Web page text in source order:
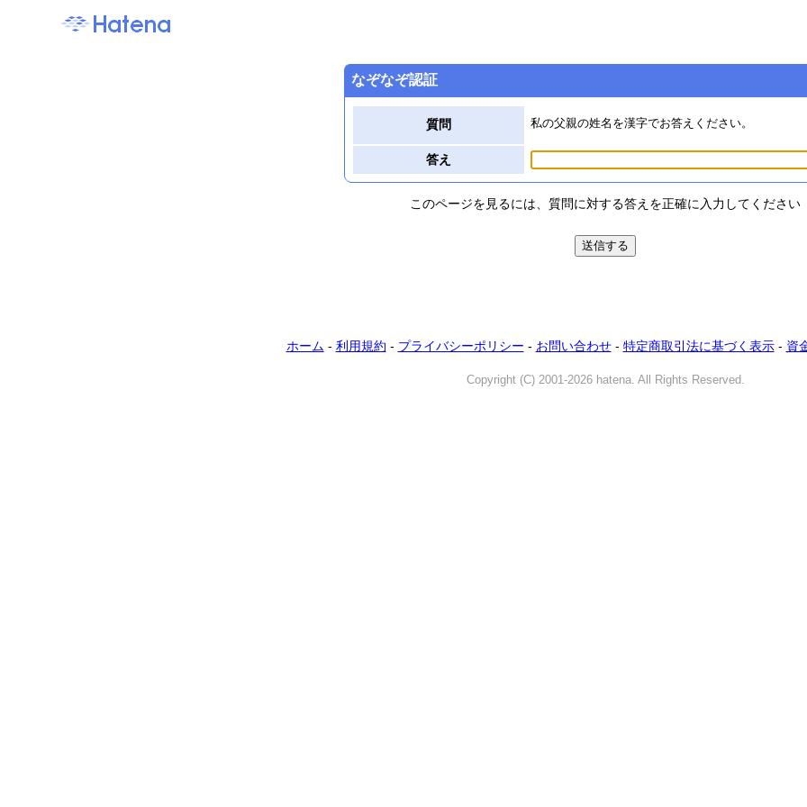
なぞなぞ認証
質問 私の父親の姓名を漢字でお答えください。
答え
このページを見るには、質問に対する答えを正確に入力してください
ホーム - 利用規約 - プライバシーポリシー - お問い合わせ- 特定商取引法に基づく表示- 資
Copyright (C) 2001-2026 hatena. All Rights Reserved.